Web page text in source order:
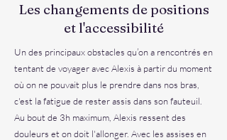
Les changements de positions
et l'accessibilité
Un des principaux obstacles qu’on a rencontrés en
tentant de voyager avec Alexis à partir du moment
où on ne pouvait plus le prendre dans nos bras,
c'est la fatigue de rester assis dans son fauteuil.
Au bout de 3h maximum, Alexis ressent des
douleurs et on doit l'allonger. Avec les assises en